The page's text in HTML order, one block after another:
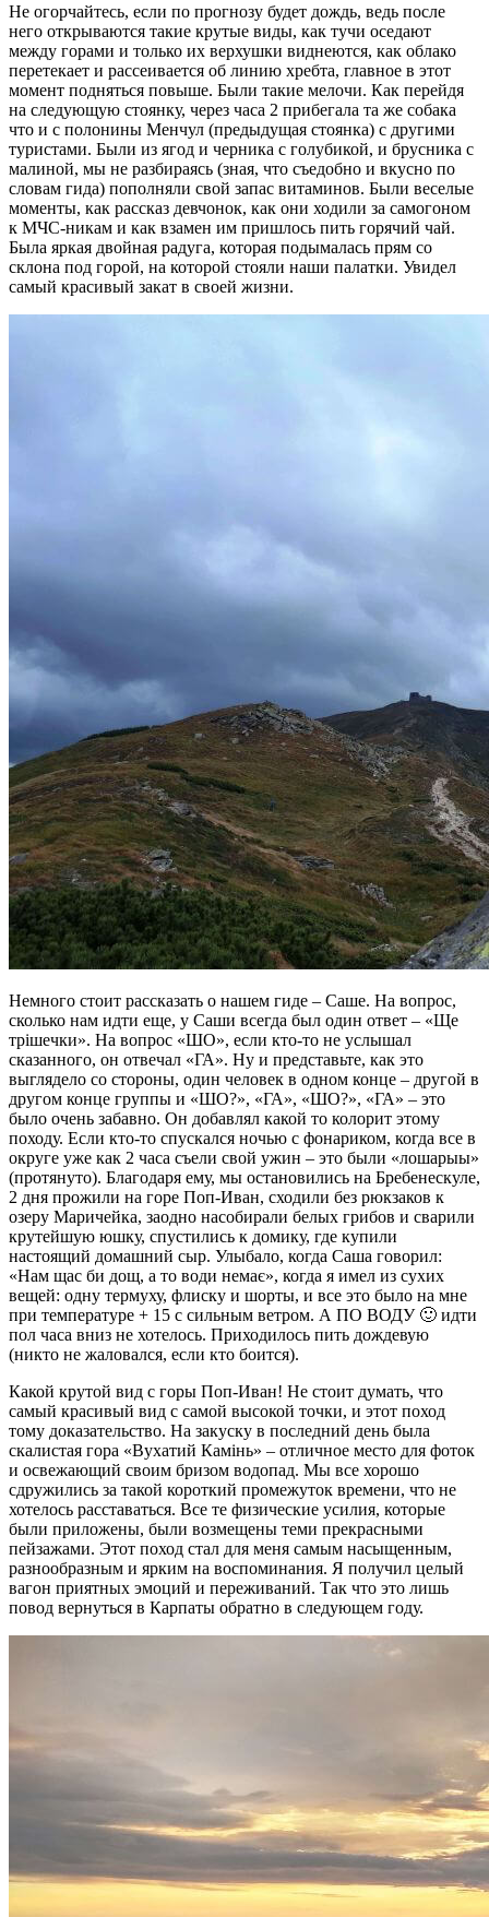
Не огорчайтесь, если по прогнозу будет дождь, ведь после
него открываются такие крутые виды, как тучи оседают
между горами и только их верхушки виднеются, как облако
перетекает и рассеивается об линию хребта, главное в этот
момент подняться повыше. Были такие мелочи. Как перейдя
на следующую стоянку, через часа 2 прибегала та же собака
что и с полонины Менчул (предыдущая стоянка) с другими
туристами. Были из ягод и черника с голубикой, и брусника с
малиной, мы не разбираясь (зная, что съедобно и вкусно по
словам гида) пополняли свой запас витаминов. Были веселые
моменты, как рассказ девчонок, как они ходили за самогоном
к МЧС-никам и как взамен им пришлось пить горячий чай.
Была яркая двойная радуга, которая подымалась прям со
склона под горой, на которой стояли наши палатки. Увидел
самый красивый закат в своей жизни.
Немного стоит рассказать о нашем гиде – Саше. На вопрос,
сколько нам идти еще, у Саши всегда был один ответ – «Ще
трішечки». На вопрос «ШО», если кто-то не услышал
сказанного, он отвечал «ГА». Ну и представьте, как это
выглядело со стороны, один человек в одном конце – другой в
другом конце группы и «ШО?», «ГА», «ШО?», «ГА» – это
было очень забавно. Он добавлял какой то колорит этому
походу. Если кто-то спускался ночью с фонариком, когда все в
округе уже как 2 часа съели свой ужин – это были «лошарыы»
(протянуто). Благодаря ему, мы остановились на Бребенескуле,
2 дня прожили на горе Поп-Иван, сходили без рюкзаков к
озеру Маричейка, заодно насобирали белых грибов и сварили
крутейшую юшку, спустились к домику, где купили
настоящий домашний сыр. Улыбало, когда Саша говорил:
«Нам щас би дощ, а то води немає», когда я имел из сухих
вещей: одну термуху, флиску и шорты, и все это было на мне
при температуре + 15 с сильным ветром. А ПО ВОДУ 🙂 идти
пол часа вниз не хотелось. Приходилось пить дождевую
(никто не жаловался, если кто боится).
Какой крутой вид с горы Поп-Иван! Не стоит думать, что
самый красивый вид с самой высокой точки, и этот поход
тому доказательство. На закуску в последний день была
скалистая гора «Вухатий Камінь» – отличное место для фоток
и освежающий своим бризом водопад. Мы все хорошо
сдружились за такой короткий промежуток времени, что не
хотелось расставаться. Все те физические усилия, которые
были приложены, были возмещены теми прекрасными
пейзажами. Этот поход стал для меня самым насыщенным,
разнообразным и ярким на воспоминания. Я получил целый
вагон приятных эмоций и переживаний. Так что это лишь
повод вернуться в Карпаты обратно в следующем году.